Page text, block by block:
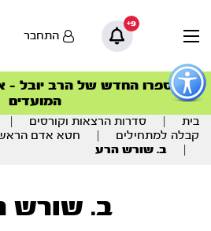
כפתור
לפתיחת
תפריט
9+
התחבר
סדרות
הסדרה המובילה החודש
ספרו החדש של הרב יובל –
המועדים
הצטרפו למהפכת
סדרות
הסדרה המובילה החודש
תוכן
מרכזי
בית סדרות הרצאות וקורסים
קבלה למתחילים
חטא אדם
ב. שורש הרע
ב. שורש